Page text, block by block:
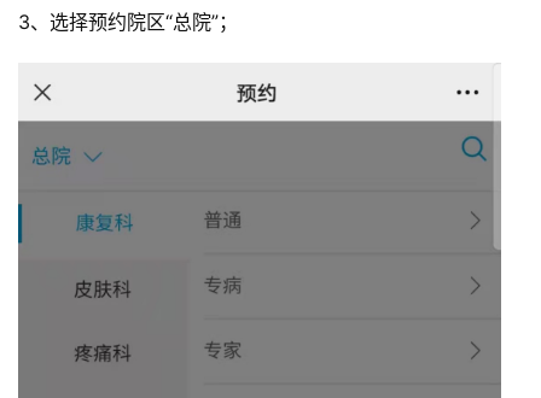
3、选择预约院区“总院”；